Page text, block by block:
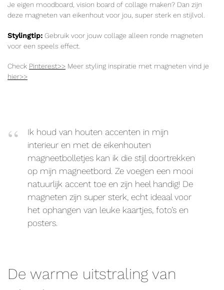
Je eigen moodboard, vision board of collage maken? Dan zijn
deze magneten van eikenhout voor jou, super sterk en stijlvol.
Stylingtip: Gebruik voor jouw collage alleen ronde magneten
voor een speels effect.
Check Pinterest>> Meer styling inspiratie met magneten vind je
hier>>
Ik houd van houten accenten in mijn
interieur en met de eikenhouten
magneetbolletjes kan ik die stijl doortrekken
op mijn magneetbord. Ze voegen een mooi
natuurlijk accent toe en zijn heel handig! De
magneten zijn super sterk, echt ideaal voor
het ophangen van leuke kaartjes, foto’s en
posters.
De warme uitstraling van